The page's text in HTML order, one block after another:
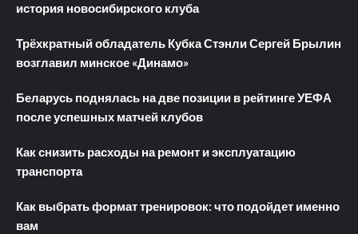
история новосибирского клуба
Трёхкратный обладатель Кубка Стэнли Сергей Брылин
возглавил минское «Динамо»
Беларусь поднялась на две позиции в рейтинге УЕФА
после успешных матчей клубов
Как снизить расходы на ремонт и эксплуатацию
транспорта
Как выбрать формат тренировок: что подойдет именно
вам